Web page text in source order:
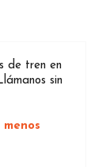
de tren en
sin